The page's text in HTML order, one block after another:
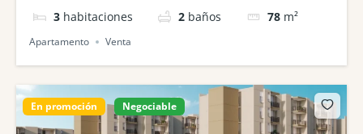
3 habitaciones 2 baños 78 m²
Apartamento Venta
En promoción Negociable